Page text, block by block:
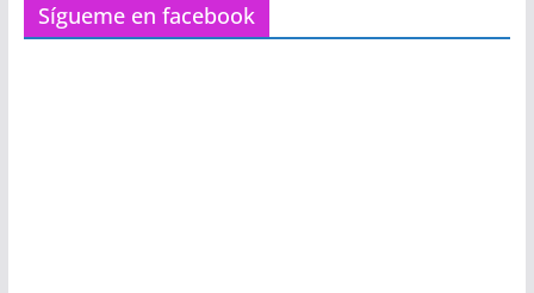
Sígueme en facebook